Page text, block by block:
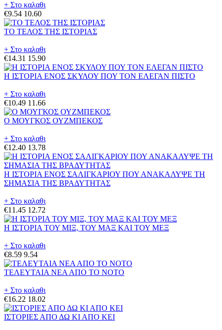
+ Στο καλαθι
€9.54 10.60
ΤΟ ΤΕΛΟΣ ΤΗΣ ΙΣΤΟΡΙΑΣ
+ Στο καλαθι
€14.31 15.90
Η ΙΣΤΟΡΙΑ ΕΝΟΣ ΣΚΥΛΟΥ ΠΟΥ ΤΟΝ ΕΛΕΓΑΝ ΠΙΣΤΟ
+ Στο καλαθι
€10.49 11.66
Ο ΜΟΥΓΚΟΣ ΟΥΖΜΠΕΚΟΣ
+ Στο καλαθι
€12.40 13.78
Η ΙΣΤΟΡΙΑ ΕΝΟΣ ΣΑΛΙΓΚΑΡΙΟΥ ΠΟΥ ΑΝΑΚΑΛΥΨΕ ΤΗ
ΣΗΜΑΣΙΑ ΤΗΣ ΒΡΑΔΥΤΗΤΑΣ
+ Στο καλαθι
€11.45 12.72
Η ΙΣΤΟΡΙΑ ΤΟΥ ΜΙΞ, ΤΟΥ ΜΑΞ ΚΑΙ ΤΟΥ ΜΕΞ
+ Στο καλαθι
€8.59 9.54
ΤΕΛΕΥΤΑΙΑ ΝΕΑ ΑΠΟ ΤΟ ΝΟΤΟ
+ Στο καλαθι
€16.22 18.02
ΙΣΤΟΡΙΕΣ ΑΠΟ ΔΩ ΚΙ ΑΠΟ ΚΕΙ